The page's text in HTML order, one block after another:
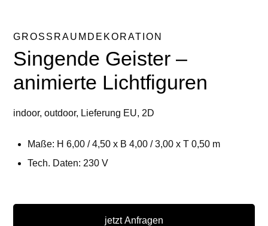
GROSSRAUMDEKORATION
Singende Geister –
animierte Lichtfiguren
indoor, outdoor, Lieferung EU, 2D
Maße: H 6,00 / 4,50 x B 4,00 / 3,00 x T 0,50 m
Tech. Daten: 230 V
jetzt Anfragen